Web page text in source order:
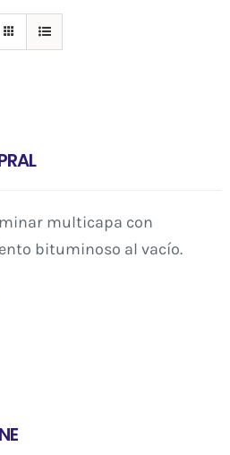
multicapa con
bituminoso al vacío.